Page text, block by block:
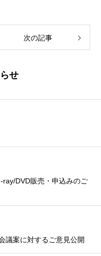
次の記事
せ
DVD販売・申込みのご
議案に対するご意見公開